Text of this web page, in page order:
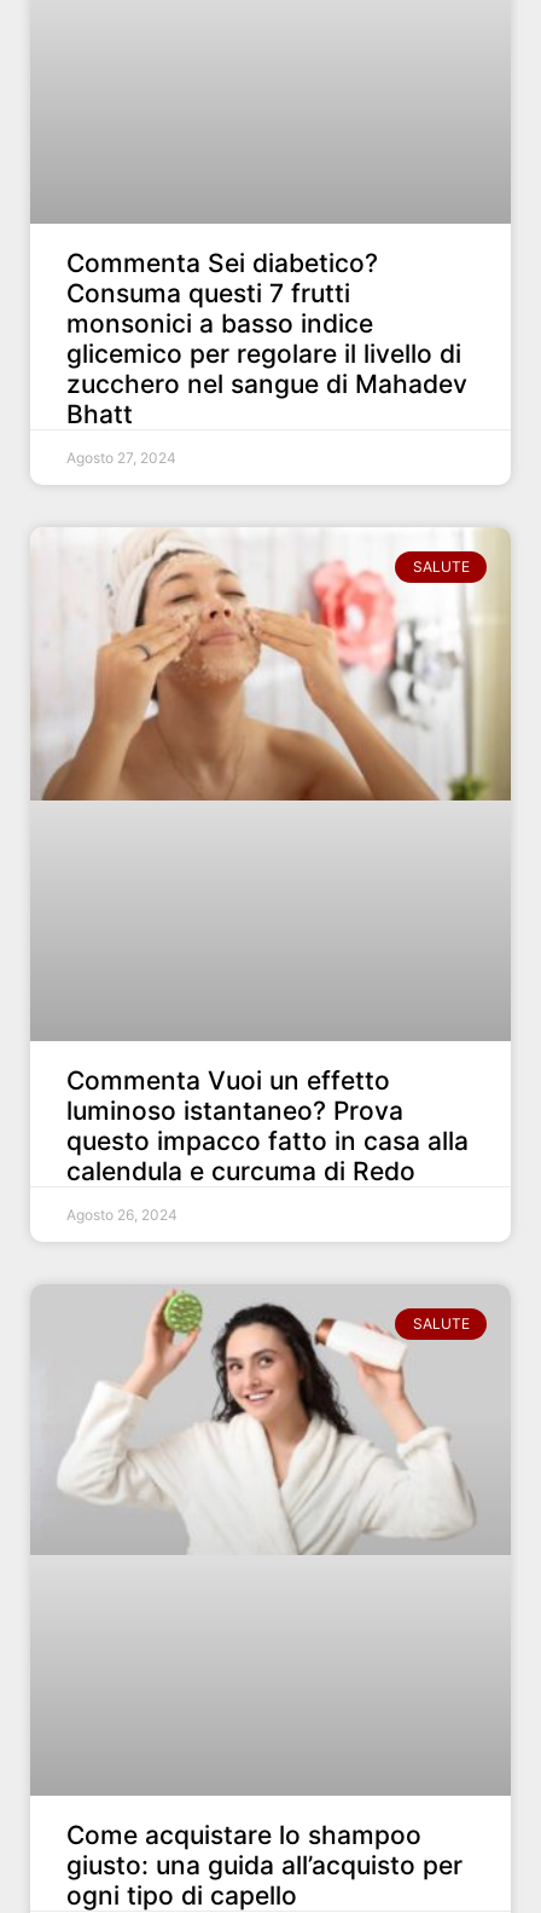
Commenta Sei diabetico?
Consuma questi 7 frutti
monsonici a basso indice
glicemico per regolare il livello di
zucchero nel sangue di Mahadev
Bhatt
Agosto 27, 2024
SALUTE
Commenta Vuoi un effetto
luminoso istantaneo? Prova
questo impacco fatto in casa alla
calendula e curcuma di Redo
Agosto 26, 2024
SALUTE
Come acquistare lo shampoo
giusto: una guida all’acquisto per
ogni tipo di capello